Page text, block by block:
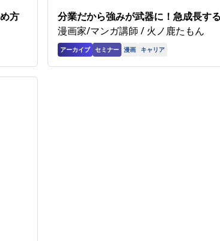
方
分業だから強みが武器に！急成長す
トゥーン〜縦読み漫画の今と稼ぎ方
イブ
漫画家/マンガ講師 / 火ノ鹿たもん
アーカイブ セミナー 漫画 キャリア